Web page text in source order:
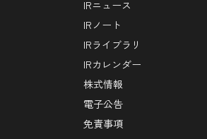
IRニュース
IRノート
IRライブラリ
IRカレンダー
株式情報
電子公告
免責事項